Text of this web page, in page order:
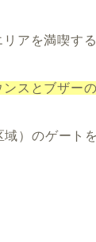
アを満喫す
スとブザー
域）のゲート